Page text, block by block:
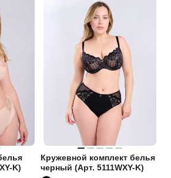
K)
Кружевной комплект белья
черный (Арт. 5111WXY-K)